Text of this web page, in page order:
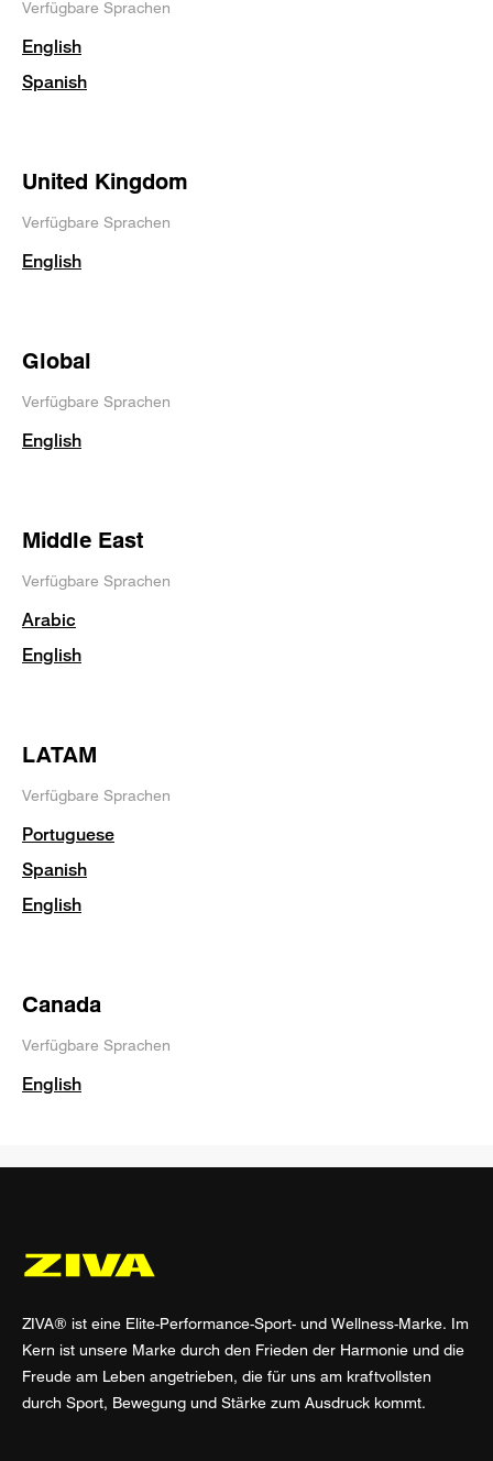
Verfügbare Sprachen
English
Spanish
United Kingdom
Verfügbare Sprachen
English
Global
Verfügbare Sprachen
English
Middle East
Verfügbare Sprachen
Arabic
English
LATAM
Verfügbare Sprachen
Portuguese
Spanish
English
Canada
Verfügbare Sprachen
English
ZIVA® ist eine Elite-Performance-Sport- und Wellness-Marke. Im
Kern ist unsere Marke durch den Frieden der Harmonie und die
Freude am Leben angetrieben, die für uns am kraftvollsten
durch Sport, Bewegung und Stärke zum Ausdruck kommt.